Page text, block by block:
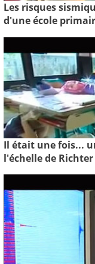
Les risques
d'une école
Il était une fois...
l'échelle de